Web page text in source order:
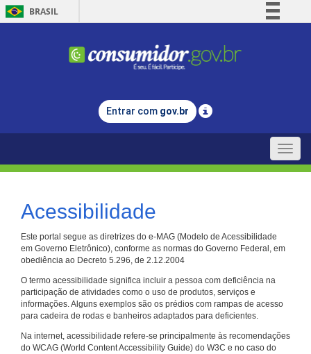
BRASIL
Comunica BR
Legislação
Entrar com gov.br
Toggle
Acessibilidade
Este portal segue as diretrizes do e-MAG (Modelo de Acessibilidade
em Governo Eletrônico), conforme as normas do Governo Federal, em
obediência ao Decreto 5.296, de 2.12.2004
O termo acessibilidade significa incluir a pessoa com deficiência na
participação de atividades como o uso de produtos, serviços e
informações. Alguns exemplos são os prédios com rampas de acesso
para cadeira de rodas e banheiros adaptados para deficientes.
Na internet, acessibilidade refere-se principalmente às recomendações
do WCAG (World Content Accessibility Guide) do W3C e no caso do